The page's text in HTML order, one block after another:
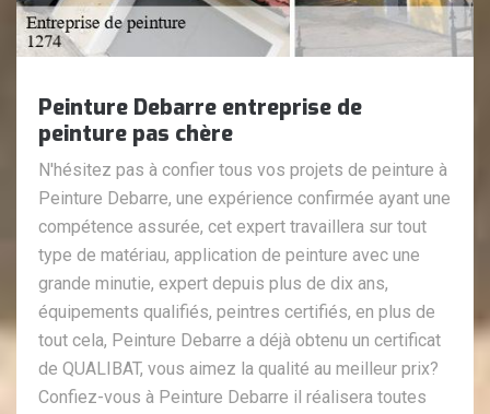
Peinture Debarre entreprise de
peinture pas chère
N'hésitez pas à confier tous vos projets de peinture à
Peinture Debarre, une expérience confirmée ayant une
compétence assurée, cet expert travaillera sur tout
type de matériau, application de peinture avec une
grande minutie, expert depuis plus de dix ans,
équipements qualifiés, peintres certifiés, en plus de
tout cela, Peinture Debarre a déjà obtenu un certificat
de QUALIBAT, vous aimez la qualité au meilleur prix?
Confiez-vous à Peinture Debarre il réalisera toutes